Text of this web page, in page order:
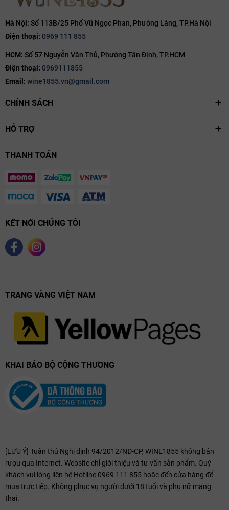
Hà Nội: Số 113B/25 Phố Vũ Ngọc Phan, Phường Láng, TP.Hà Nội
Điện thoại: 0969 111 855
HCM: Số 57 Nguyễn Văn Thủ, Phường Tân Định, TP.HCM
Điện thoại: 0969111855
Email: wine1855.vn@gmail.com
CHÍNH SÁCH
HỖ TRỢ
THANH TOÁN
KẾT NỐI CHÚNG TÔI
TRANG VÀNG VIỆT NAM
KHAI BÁO BỘ CỘNG THƯƠNG
[LƯU Ý] Tuân thủ Nghị định 94/2012/NĐ-CP, WINE1855 không bán
rượu qua Internet. Website chỉ giới thiệu và tư vấn sản phẩm. Quý
khách vui lòng liên hệ Hotline 0969 111 855 hoặc đến cửa hàng để
mua trực tiếp. Không phục vụ người dưới 18 tuổi và phụ nữ mang
thai.